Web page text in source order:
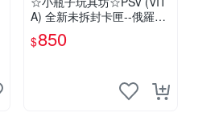
A) 全新未拆封卡匣--俄羅斯
方塊 終極版
$850